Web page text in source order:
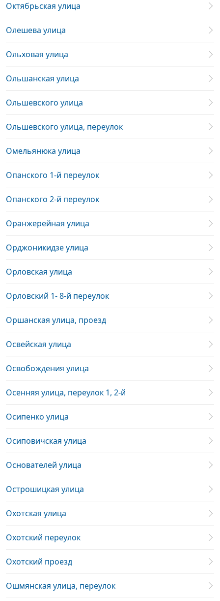
Октябрьская улица
Олешева улица
Ольховая улица
Ольшанская улица
Ольшевского улица
Ольшевского улица, переулок
Омельянюка улица
Опанского 1-й переулок
Опанского 2-й переулок
Оранжерейная улица
Орджоникидзе улица
Орловская улица
Орловский 1- 8-й переулок
Оршанская улица, проезд
Освейская улица
Освобождения улица
Осенняя улица, переулок 1, 2-й
Осипенко улица
Осиповичская улица
Основателей улица
Острошицкая улица
Охотская улица
Охотский переулок
Охотский проезд
Ошмянская улица, переулок